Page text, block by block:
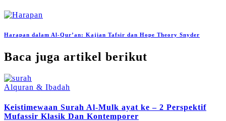
Harapan dalam Al-Qur’an: Kajian Tafsir dan Hope Theory Snyder
Baca juga artikel berikut
Alquran & Ibadah
Keistimewaan Surah Al-Mulk ayat ke – 2 Perspektif
Mufassir Klasik Dan Kontemporer